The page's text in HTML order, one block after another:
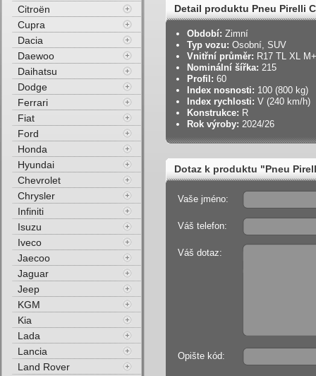
Detail produktu Pneu Pirelli
3PMSF 100V Zimní
Období: Zimní
Typ vozu: Osobní, SUV
Vnitřní průměr: R17 TL XL
Nominální šířka: 215
Profil: 60
Index nosnosti: 100 (800 kg)
Index rychlosti: V (240 km/h)
Konstrukce: R
Rok výroby: 2024/26
Dotaz k produktu "Pneu
Vaše jméno:
Váš telefon:
Váš dotaz:
Opište kód:
Citroën
Cupra
Dacia
Daewoo
Daihatsu
Dodge
Ferrari
Fiat
Ford
Honda
Hyundai
Chevrolet
Chrysler
Infiniti
Isuzu
Iveco
Jaecoo
Jaguar
Jeep
KGM
Kia
Lada
Lancia
Land Rover